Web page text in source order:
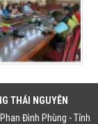
THÁI NGUYÊN
Đình Phùng - Tỉnh